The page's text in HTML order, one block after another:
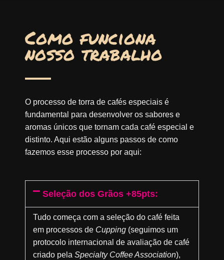
Como funciona
nosso trabalho
O processo de torra de cafés especiais é
fundamental para desenvolver os sabores e
aromas únicos que tornam cada café especial e
distinto. Aqui estão alguns passos de como
fazemos esse processo por aqui:
Seleção dos Grãos +85pts:
Tudo começa com a seleção do café feita
em processos de Cupping (seguimos um
protocolo internacional de avaliação de café
criado pela Specialty Coffee Association),